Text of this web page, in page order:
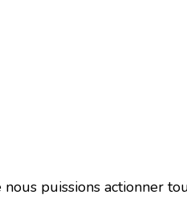
puissions actionner